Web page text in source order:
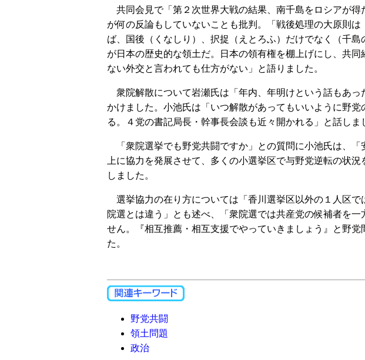
共同会見で「第２次世界大戦の結果、南千島をロシアが得
が何の反論もしていないことも批判。「戦後処理の大原則
ば、国後（くなしり）、択捉（えとろふ）だけでなく（千
が日本の歴史的な領土だ。日本の領有権を棚上げにし、共
ない外交と言われても仕方がない」と語りました。
衆院解散について岩瀬氏は「年内、年明けという話もあっ
かけました。小池氏は「いつ解散があってもいいように野
る。４党の書記局長・幹事長会談も近々開かれる」と話しま
「衆院選挙でも野党共闘ですか」との質問に小池氏は、「
上に協力を発展させて、多くの小選挙区で与野党逆転の状
しました。
選挙協力の在り方については「香川選挙区以外の１人区で
院選とは違う」とも述べ、「衆院選では共産党の候補者を
せん。『相互推薦・相互支援でやっていきましょう』と野
た。
野党共闘
領土問題
政治